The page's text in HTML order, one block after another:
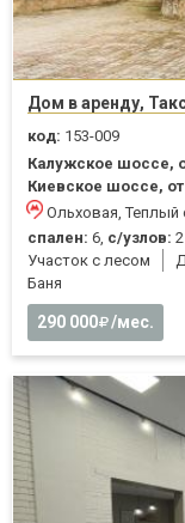
Дом в аренду,
код: 153-009
Калужское шоссе,
Киевское шоссе,
Ольховая, Теплый
спален: 6, с/узлов: 2
Участок с лесом
Баня
290 000 /мес.